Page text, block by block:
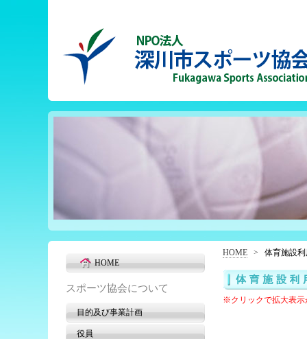
HOME > 体育施設
※クリックで拡大表示
HOME
スポーツ協会について
目的及び事業計画
役員